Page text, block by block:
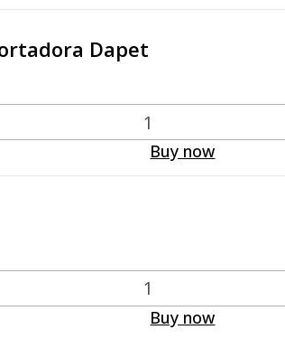
Dapet
Buy now
Buy now